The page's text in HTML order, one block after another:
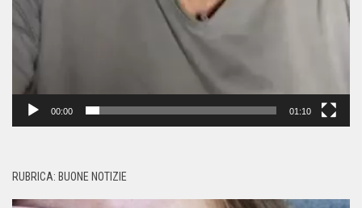
00:00 01:10
RUBRICA: BUONE NOTIZIE